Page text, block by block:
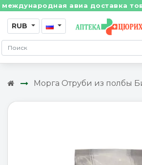
авиа доставка
RUB
Морга Отруби из полбы